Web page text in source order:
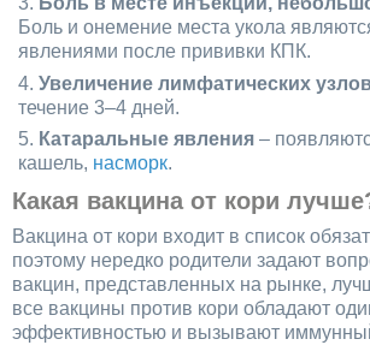
Боль и онемение места укола
явлениями после прививки КПК.
Увеличение лимфатических узлов
течение 3–4 дней.
Катаральные явления–
кашель, насморк.
Какая вакцина от кори
Вакцина от кори входит в список
поэтому нередко родители задают
вакцин, представленных на рынке,
все вакцины против кори обладают
эффективностью и вызывают